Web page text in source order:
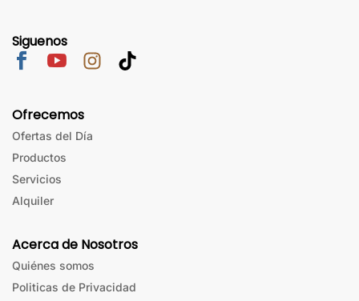
Siguenos
Ofrecemos
Ofertas del Día
Productos
Servicios
Alquiler
Acerca de Nosotros
Quiénes somos
Politicas de Privacidad